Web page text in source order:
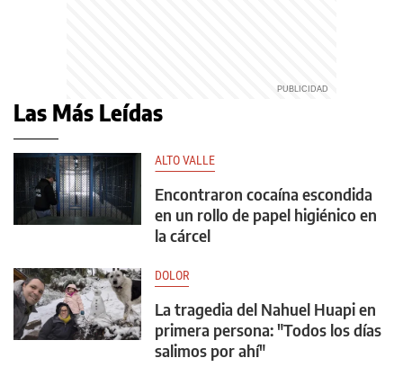
Las Más Leídas
ALTO VALLE
Encontraron cocaína escondida
en un rollo de papel higiénico en
la cárcel
DOLOR
La tragedia del Nahuel Huapi en
primera persona: "Todos los días
salimos por ahí"